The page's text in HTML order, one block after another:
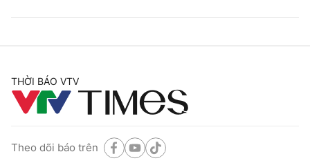
THỜI BÁO VTV
Theo dõi báo trên